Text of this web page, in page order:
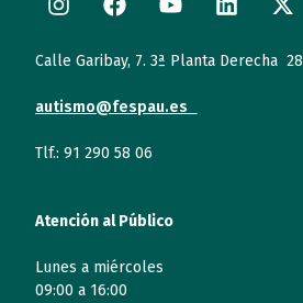
Calle Garibay, 7. 3ª Planta Derecha
autismo@fespau.es
Tlf.: 91 290 58 06
Atención al Público
Lunes a miércoles
09:00 a 16:00